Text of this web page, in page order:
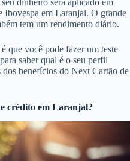
Ibovespa em Laranjal. O grande
tem um rendimento diário.
que você pode fazer um teste
saber qual é o seu perfil
dos benefícios do Next Cartão de
crédito em Laranjal?